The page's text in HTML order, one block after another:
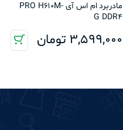
مادربرد ام اس آی PRO H610M-
G DDR4
3,599,000 تومان